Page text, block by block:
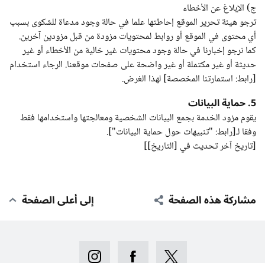
ج) الإبلاغ عن الأخطاء
ترجو هيئة تحرير الموقع إحاطتها علما في حالة وجود مدعاة للشكوى بسبب
أي محتوى في الموقع أو روابط لمحتويات مزودة من قبل مزودين آخرين.
كما نرجو إخبارنا في حالة وجود محتويات غير خالية من الأخطاء أو غير
حديثة أو غير مكتملة أو غير واضحة على صفحات موقعنا. الرجاء استخدام
[رابط: استمارتنا المخصصة] لهذا الغرض.
5. حماية البيانات
يقوم مزود الخدمة بجمع البيانات الشخصية ومعالجتها واستخدامها فقط
وفقا لـ[رابط: "تنبيهات حول حماية البيانات"].
[تاريخ آخر تحديث في [التاريخ]]
مشاركة هذه الصفحة إلى أعلى الصفحة